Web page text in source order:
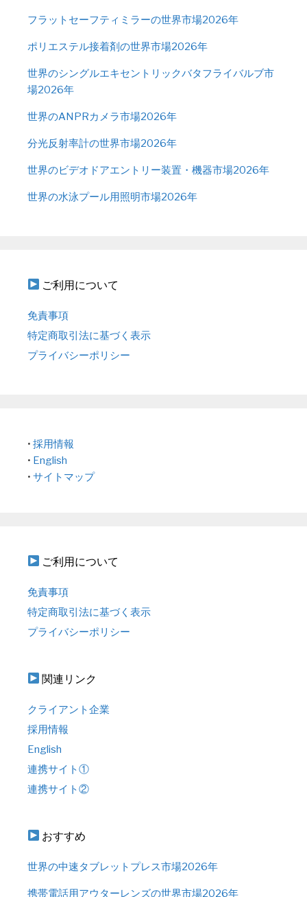
フラットセーフティミラーの世界市場2026年
ポリエステル接着剤の世界市場2026年
世界のシングルエキセントリックバタフライバルブ市
場2026年
世界のANPRカメラ市場2026年
分光反射率計の世界市場2026年
世界のビデオドアエントリー装置・機器市場2026年
世界の水泳プール用照明市場2026年
ご利用について
免責事項
特定商取引法に基づく表示
プライバシーポリシー
• 採用情報
• English
• サイトマップ
ご利用について
免責事項
特定商取引法に基づく表示
プライバシーポリシー
関連リンク
クライアント企業
採用情報
English
連携サイト①
連携サイト②
おすすめ
世界の中速タブレットプレス市場2026年
携帯電話用アウターレンズの世界市場2026年